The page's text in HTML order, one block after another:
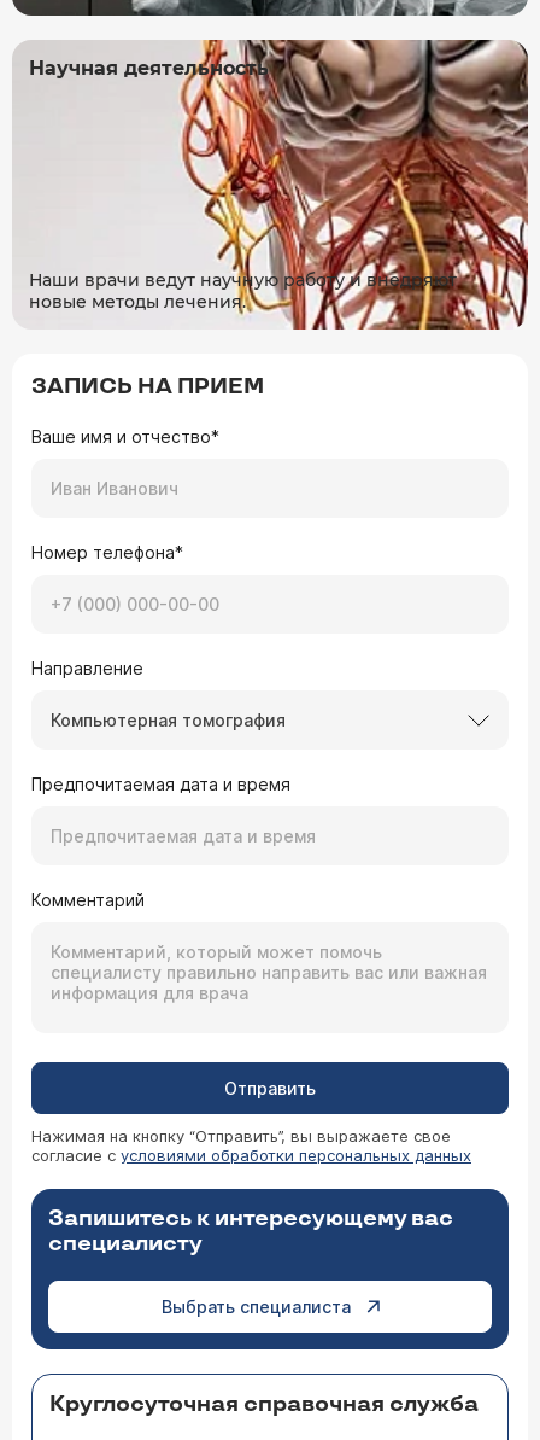
Научная деятельность
Наши врачи ведут научную работу и внедряют
новые методы лечения.
ЗАПИСЬ НА ПРИЕМ
Ваше имя и отчество*
Номер телефона*
Направление
Компьютерная томография
Предпочитаемая дата и время
Комментарий
Отправить
Нажимая на кнопку “Отправить”, вы выражаете свое
согласие с условиями обработки персональных данных
Запишитесь к интересующему вас
специалисту
Выбрать специалиста
Круглосуточная справочная служба